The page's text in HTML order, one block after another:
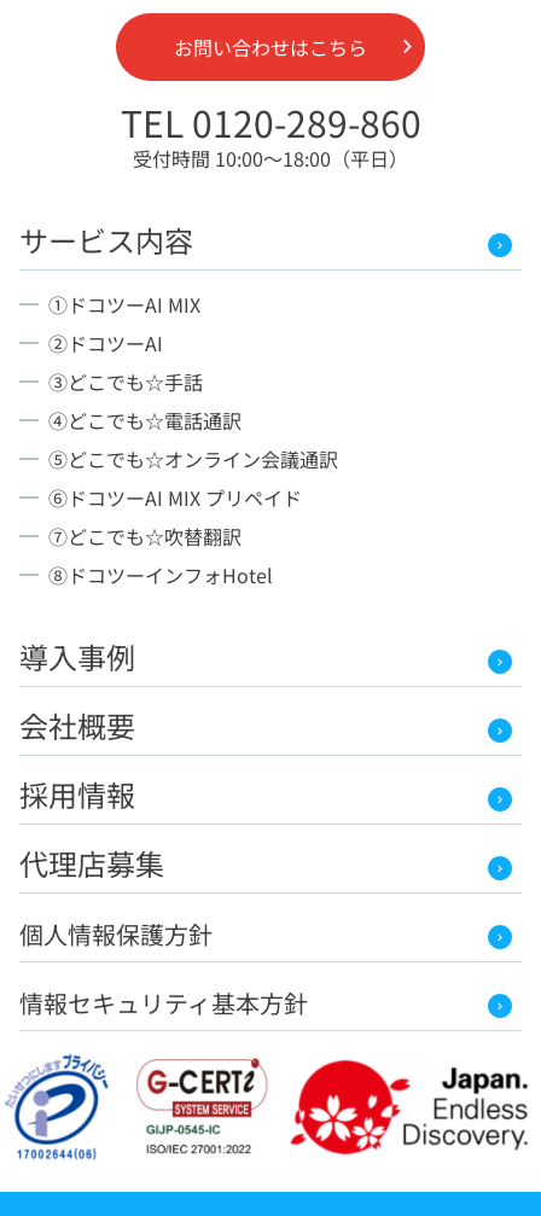
お問い合わせはこちら
TEL 0120-289-860
受付時間 10:00〜18:00（平日）
サービス内容
①ドコツーAI MIX
②ドコツーAI
③どこでも☆手話
④どこでも☆電話通訳
⑤どこでも☆オンライン会議通訳
⑥ドコツーAI MIX プリペイド
⑦どこでも☆吹替翻訳
⑧ドコツーインフォHotel
導入事例
会社概要
採用情報
代理店募集
個人情報保護方針
情報セキュリティ基本方針